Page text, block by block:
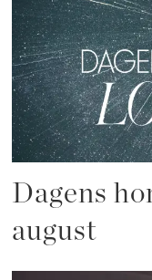
Dagens
august